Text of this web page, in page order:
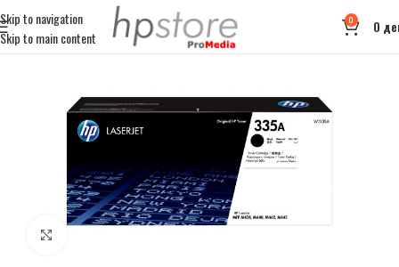
Skip to navigation
Skip to main content
0 0